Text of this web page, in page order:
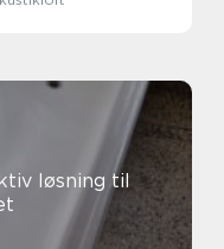
løsning til